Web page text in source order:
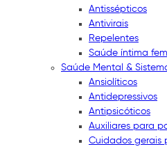
Antissépticos
Antivirais
Repelentes
Saúde íntima
Saúde Mental &
Ansiolíticos
Antidepressivos
Antipsicóticos
Auxiliares para
Cuidados gerais